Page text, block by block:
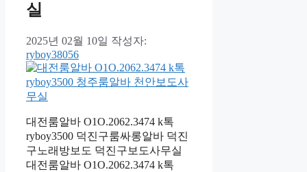
실
2025년 02월 10일 작성자:
ryboy38056
대전룸알바 O1O.2062.3474 k톡
ryboy3500 덕진구룸싸롱알바 덕진
구노래방보도 덕진구보도사무실
대전룸알바 O1O.2062.3474 k톡